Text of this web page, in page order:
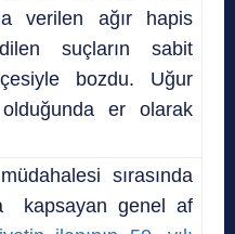
verilen ağır hapis
suçların sabit
bozdu. Uğur
er olarak
sırasında
kapsayan genel af